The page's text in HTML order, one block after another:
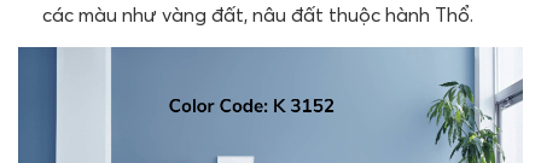
các màu như vàng đất, nâu đất thuộc hành Thổ.